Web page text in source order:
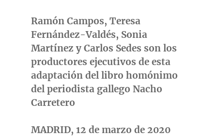
Ramón Campos, Teresa
Fernández-Valdés, Sonia
Martínez y Carlos Sedes son los
productores ejecutivos de esta
adaptación del libro homónimo
del periodista gallego Nacho
Carretero
MADRID, 12 de marzo de 2020